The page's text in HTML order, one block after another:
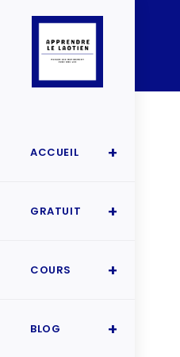
ACCUEIL
GRATUIT
COURS
BLOG